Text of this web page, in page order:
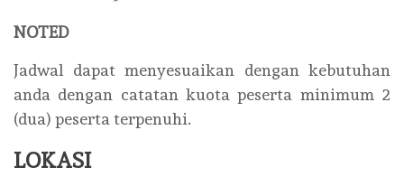
NOTED
Jadwal dapat menyesuaikan dengan kebutuhan
anda dengan catatan kuota peserta minimum 2
(dua) peserta terpenuhi.
LOKASI